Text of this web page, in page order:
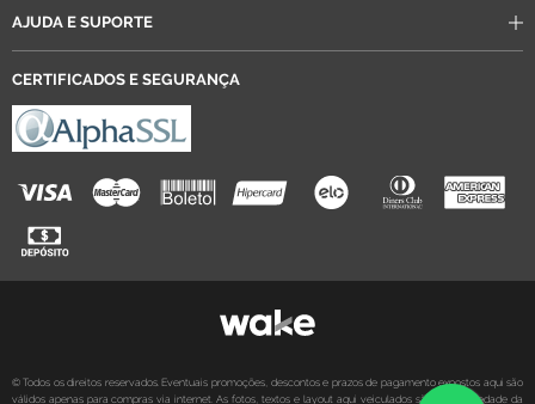
AJUDA E SUPORTE
CERTIFICADOS E SEGURANÇA
© Todos os direitos reservados. Eventuais promoções, descontos e prazos de pagamento expostos aqui são
válidos apenas para compras via internet. As fotos, textos e layout aqui veiculados são de propriedade da